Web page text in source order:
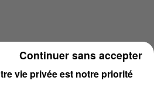
vie privée est notre priorité
Continuer sans accepter